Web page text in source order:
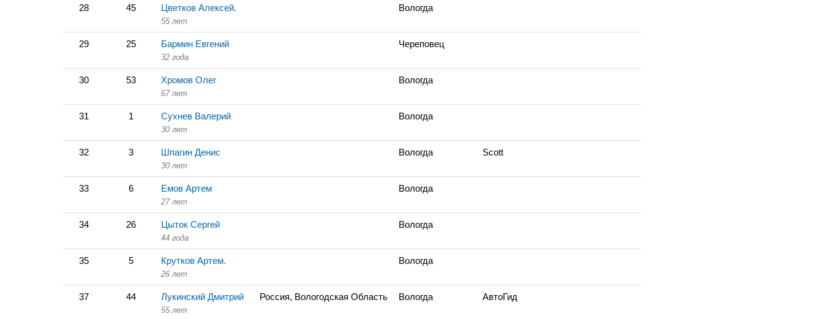
28 45 Цветков Алексей.
55 лет
Вологда
29 25 Бармин Евгений
32 года
Череповец
30 53 Хромов Олег
67 лет
Вологда
31 1 Сухнев Валерий
30 лет
Вологда
32 3 Шпагин Денис
30 лет
Вологда Scott
33 6 Емов Артем
27 лет
Вологда
34 26 Цыток Сергей
44 года
Вологда
35 5 Крутков Артем.
26 лет
Вологда
37 44 Лукинский Дмитрий
55 лет
Россия, Вологодская Область Вологда АвтоГид